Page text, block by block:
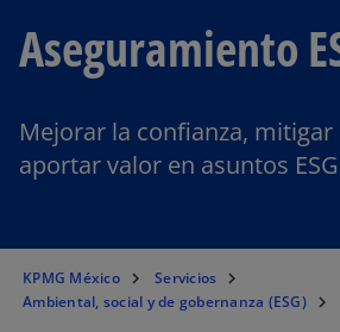
Aseguramiento
Mejorar la confianza, mitigar
aportar valor en asuntos
KPMG México
Servicios
Ambiental, social y de gobernanza (ESG)